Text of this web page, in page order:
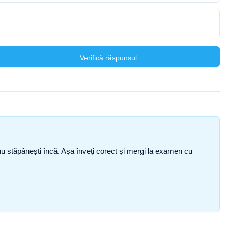
Verifică răspunsul
stăpânești încă. Așa înveți corect și mergi la examen cu